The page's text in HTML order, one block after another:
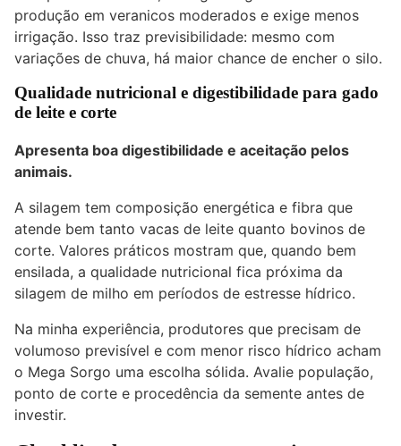
produção em veranicos moderados e exige menos
irrigação. Isso traz previsibilidade: mesmo com
variações de chuva, há maior chance de encher o silo.
Qualidade nutricional e digestibilidade para gado
de leite e corte
Apresenta boa digestibilidade e aceitação pelos
animais.
A silagem tem composição energética e fibra que
atende bem tanto vacas de leite quanto bovinos de
corte. Valores práticos mostram que, quando bem
ensilada, a qualidade nutricional fica próxima da
silagem de milho em períodos de estresse hídrico.
Na minha experiência, produtores que precisam de
volumoso previsível e com menor risco hídrico acham
o Mega Sorgo uma escolha sólida. Avalie população,
ponto de corte e procedência da semente antes de
investir.